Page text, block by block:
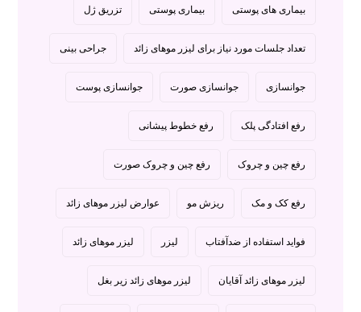
بیماری های پوستی بیماری پوستی تزریق ژل
تعداد جلسات مورد نیاز برای لیزر موهای زائد جراحی بینی
جوانسازی جوانسازی صورت جوانسازی پوست
رفع افتادگی پلک رفع خطوط پیشانی
رفع چین و چروک رفع چین و چروک صورت
رفع کک و مک ریزش مو عوارض لیزر موهای زائد
فواید استفاده از ضدآفتاب لیزر لیزر موهای زائد
لیزر موهای زائد آقایان لیزر موهای زائد زیر بغل